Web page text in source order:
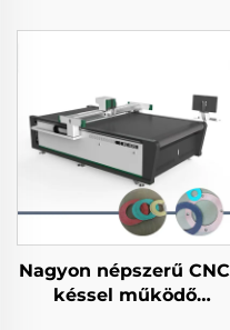
CNC bőrvágó gép
Nagyon népszerű CNC
késsel működő